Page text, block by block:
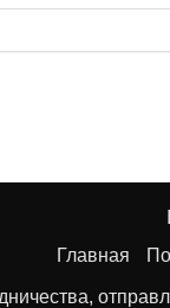
Главная